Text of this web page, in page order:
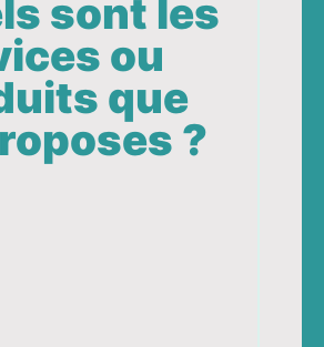
sont les
ou
que
?